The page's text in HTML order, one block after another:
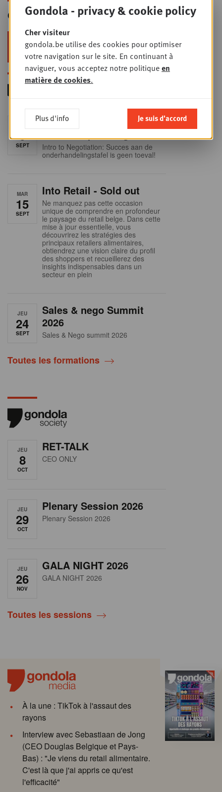
Gondola Newsletter
Restez au top dans le retail & le
foodservice !
9
SEPT
Foodservice - Joint
Intro to Negotiation: Succes aan de
onderhandelingstafel is geen toeval!
MAR
15
SEPT
Into Retail - Sold out
Ne manquez pas cette occasion
unique de comprendre en profondeur
le paysage du retail belge. Dans cette
mise à jour essentielle, vous
découvrirez les stratégies des
principaux retailers alimentaires,
obtiendrez une vision claire du profil
des shoppers et recueillerez des
insights indispensables dans un
secteur en plein
JEU
24
SEPT
Sales & nego Summit
2026
Sales & Nego summit 2026
Toutes les formations
JEU
8
OCT
RET-TALK
CEO ONLY
JEU
29
OCT
Plenary Session 2026
Plenary Session 2026
JEU
26
NOV
GALA NIGHT 2026
GALA NIGHT 2026
Toutes les sessions
À la une : TikTok à l'assaut des
rayons
Interview avec Sebastiaan de Jong
(CEO Douglas Belgique et Pays-
Bas) : "Je viens du retail alimentaire.
C'est là que j'ai appris ce qu'est
l'efficacité"
Gondola - privacy & cookie policy
Cher visiteur
gondola.be utilise des cookies pour optimiser
votre navigation sur le site. En continuant à
naviguer, vous acceptez notre politiqueen
matière de cookies.
Plus d'info Je suis d'accord